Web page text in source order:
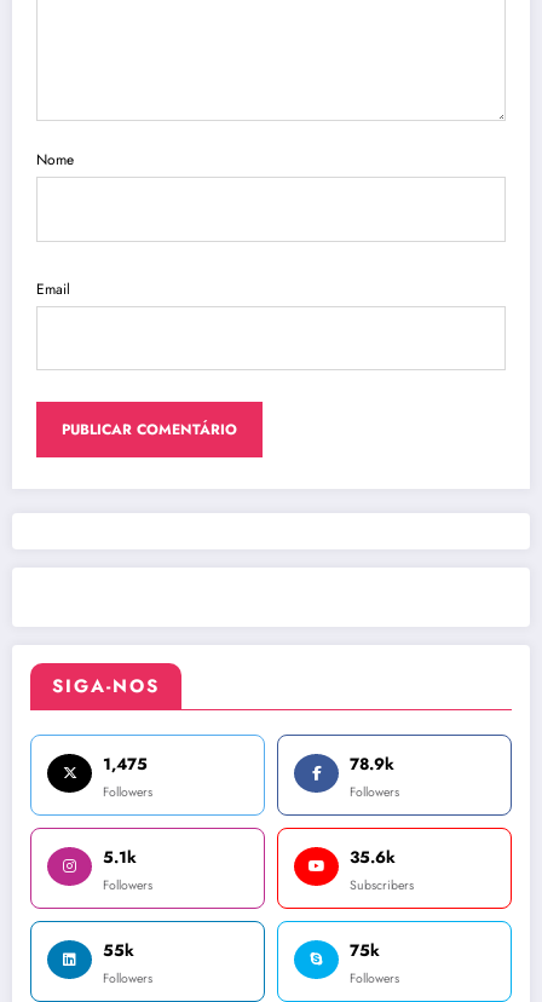
SIGA-NOS
1,475
Followers
78.9k
Followers
5.1k
Followers
35.6k
Subscribers
55k
Followers
75k
Followers
Nome
Email